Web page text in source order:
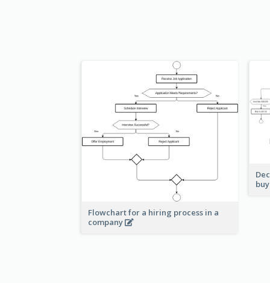
Flowchart for a hiring process in a
company